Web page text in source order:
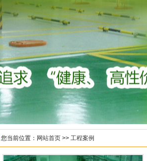
您当前位置： 网站首页 >> 工程案例